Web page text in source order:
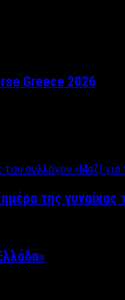
Greece 2026
της γυναίκας